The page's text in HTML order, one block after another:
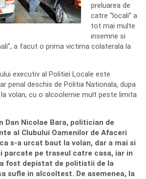
preluarea de
catre “locali” a
tot mai multe
insemne si
a facut o prima victima colaterala la
executiv al Politiei Locale este
penal deschis de Politia Nationala, dupa
volan, cu o alcoolemie mult peste limita
Dan Nicolae Bara, politician de
al Clubului Oamenilor de Afaceri
s-a urcat baut la volan, dar a mai si
parcate pe traseul catre casa, iar in
fost depistat de politistii de la
sufle in alcooltest. De asemenea, la